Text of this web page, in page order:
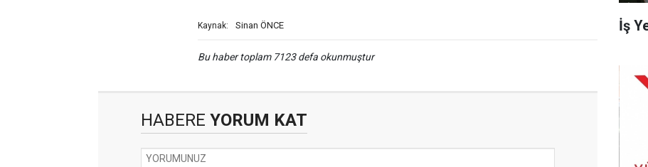
Kaynak: Sinan ÖNCE
Bu haber toplam 7123 defa okunmuştur
HABERE YORUM KAT
İş